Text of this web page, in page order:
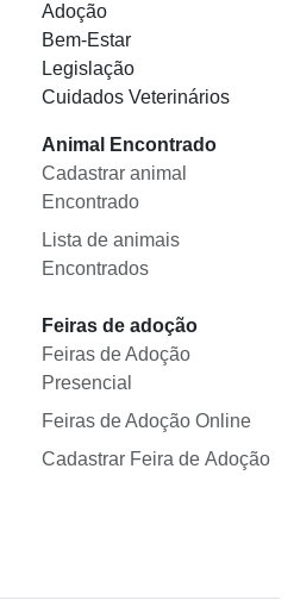
Adoção
Bem-Estar
Legislação
Cuidados Veterinários
Animal Encontrado
Cadastrar animal
Encontrado
Lista de animais
Encontrados
Feiras de adoção
Feiras de Adoção
Presencial
Feiras de Adoção Online
Cadastrar Feira de Adoção